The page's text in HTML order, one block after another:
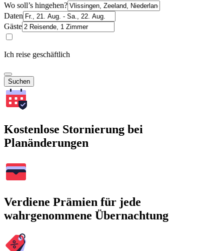
Wo soll’s hingehen?
Daten
Gäste
Ich reise geschäftlich
Suchen
Kostenlose Stornierung bei
Planänderungen
Verdiene Prämien für jede
wahrgenommene Übernachtung